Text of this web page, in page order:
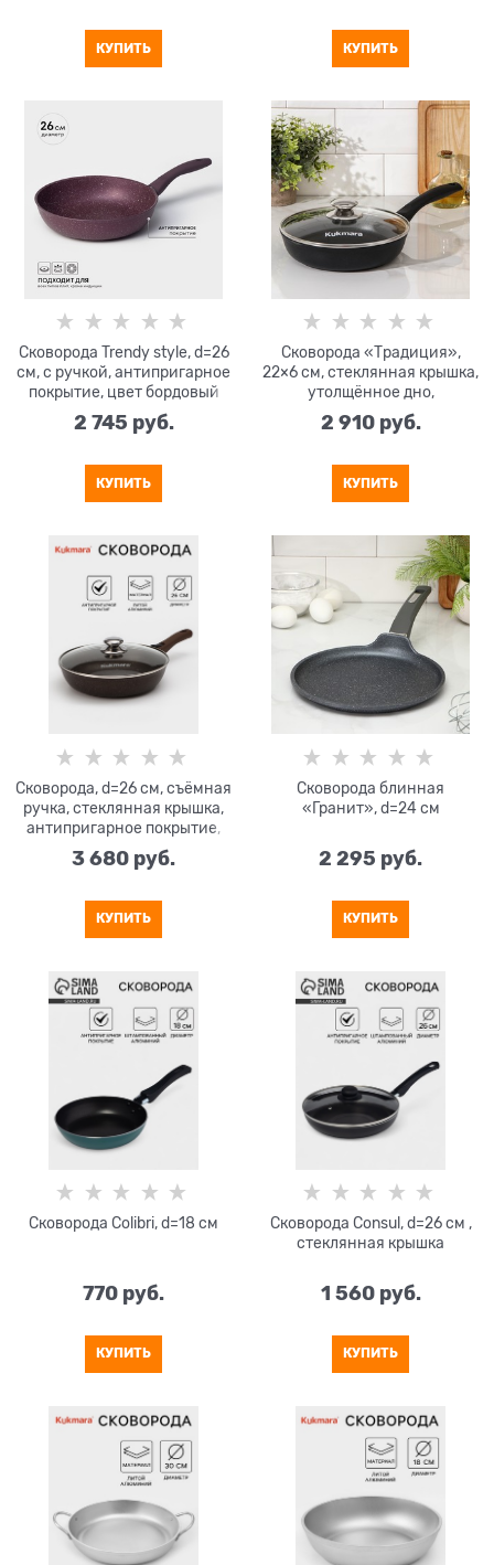
КУПИТЬ КУПИТЬ
Сковорода Trendy style, d=26
см, с ручкой, антипригарное
покрытие, цвет бордовый
2 745 руб.
КУПИТЬ
Сковорода «Традиция»,
22×6 см, стеклянная крышка,
утолщённое дно,
антипригарное покрытие
2 910 руб.
КУПИТЬ
Сковорода, d=26 см, съёмная
ручка, стеклянная крышка,
антипригарное покрытие,
кофейный мрамор
3 680 руб.
КУПИТЬ
Сковорода блинная
«Гранит», d=24 см
2 295 руб.
КУПИТЬ
Сковорода Colibri, d=18 см
770 руб.
КУПИТЬ
Сковорода Consul, d=26 см ,
стеклянная крышка
1 560 руб.
КУПИТЬ